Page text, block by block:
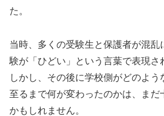
た。
当時、多くの受験生と保護者が混乱
験が「ひどい」という言葉で表現さ
しかし、その後に学校側がどのよう
至るまで何が変わったのかは、まだ
かもしれません。